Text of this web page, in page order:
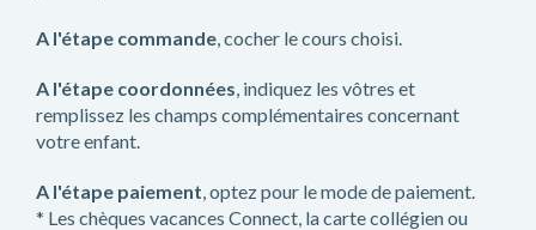
A l'étape commande, cocher le cours choisi.
A l'étape coordonnées, indiquez les vôtres et
remplissez les champs complémentaires concernant
votre enfant.
A l'étape paiement, optez pour le mode de paiement.
* Les chèques vacances Connect, la carte collégien ou